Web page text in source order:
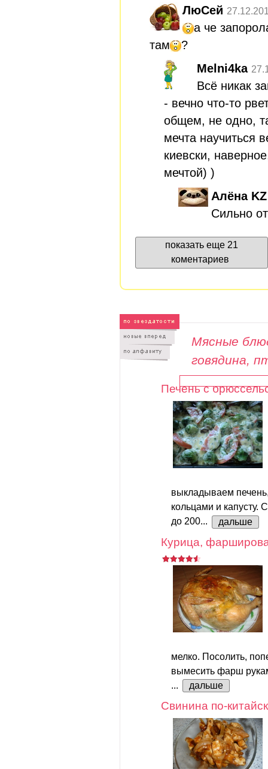
ЛюСей
а че
там
?
Melni4ka
Всё никак
- вечно что-то
общем, не одно,
мечта научиться
киевски,
мечтой) )
Алёна KZ
Сильно
показать еще 21
коментариев
Мясные
говядина,
Печень с
выкладываем
кольцами и капусту.
до 200...
дальше
Курица,
мелко. Посолить,
вымесить фарш
...
дальше
Свинина по-